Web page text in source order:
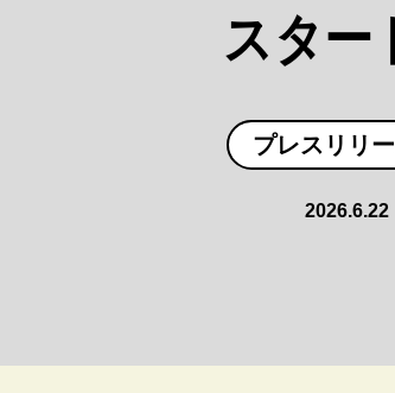
スター
プレスリリ
2026.6.22